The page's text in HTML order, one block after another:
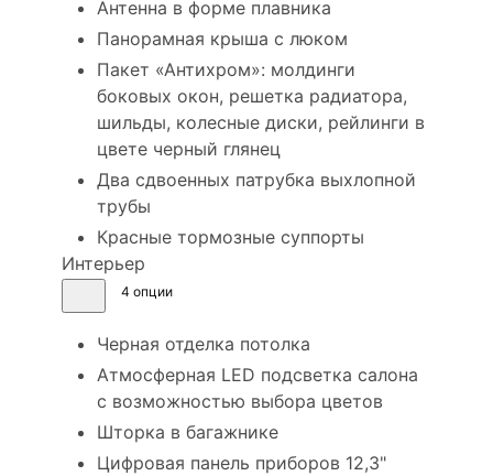
Антенна в форме плавника
Панорамная крыша с люком
Пакет «Антихром»: молдинги
боковых окон, решетка радиатора,
шильды, колесные диски, рейлинги в
цвете черный глянец
Два сдвоенных патрубка выхлопной
трубы
Красные тормозные суппорты
Интерьер
4 опции
Черная отделка потолка
Атмосферная LED подсветка салона
с возможностью выбора цветов
Шторка в багажнике
Цифровая панель приборов 12,3"